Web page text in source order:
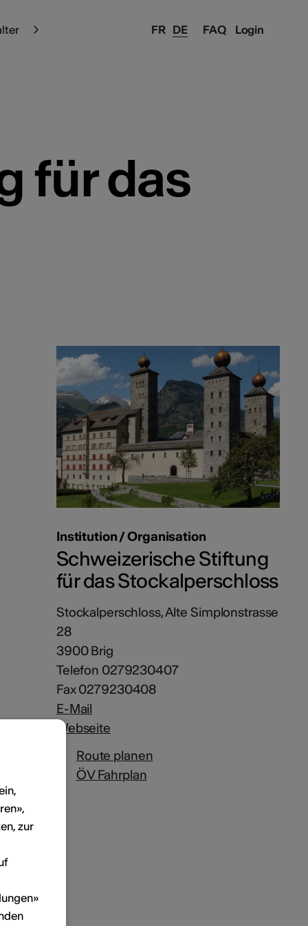
FAQ Login
FR DE
für das
Institution / Organisation
Schweizerische Stiftung
für das Stockalperschloss
Stockalperschloss, Alte Simplonstrasse
28
3900 Brig
Telefon 0279230407
Fax 0279230408
E-Mail
Webseite
Route planen
ÖV Fahrplan
zur